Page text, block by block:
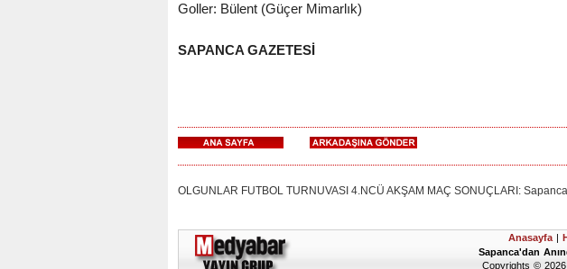
Goller: Bülent (Güçer Mimarlık)
SAPANCA GAZETESİ
OLGUNLAR FUTBOL TURNUVASI 4.NCÜ AKŞAM MAÇ SONUÇLARI:
Anasayfa |
Sapanca'dan
Copyrights © 2026